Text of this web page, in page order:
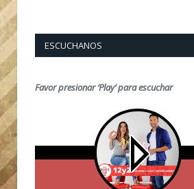
ESCUCHANOS
Favor presionar ‘Play’ para escuchar